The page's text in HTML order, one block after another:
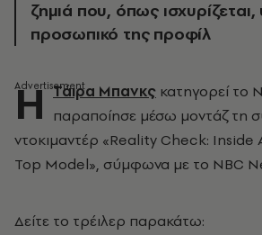
ζημιά που, όπως
προσωπικό της προφίλ
Η Τάιρα Μπανκς κατηγορεί το
παραποίησε μέσω μοντάζ τη
ντοκιμαντέρ «Reality Check: Inside
Top Model», σύμφωνα με το NBC
Δείτε το τρέιλερ παρακάτω: